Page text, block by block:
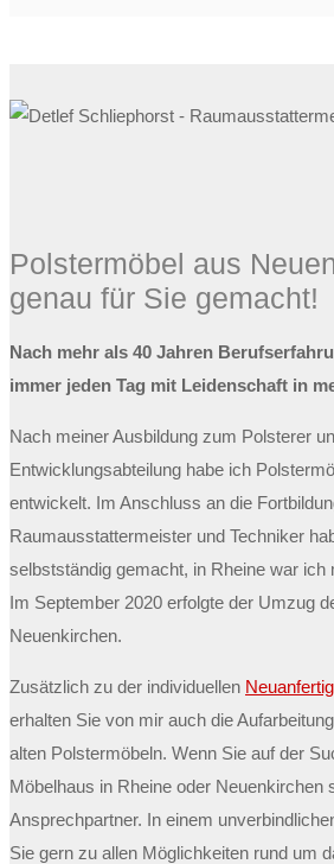
Polstermöbel aus
genau für Sie gemacht!
Nach mehr als 40 Jahren
immer jeden Tag mit Leidenschaft in
Nach meiner Ausbildung zum Polsterer
Entwicklungsabteilung habe ich
entwickelt. Im Anschluss an die
Raumausstattermeister und Techniker
selbstständig gemacht, in Rheine war ich
Im September 2020 erfolgte der Umzug
Neuenkirchen.
Zusätzlich zu der individuellen
erhalten Sie von mir auch die
alten Polstermöbeln. Wenn Sie auf der
Möbelhaus in Rheine oder Neuenkirchen
Ansprechpartner. In einem
Sie gern zu allen Möglichkeiten rund um